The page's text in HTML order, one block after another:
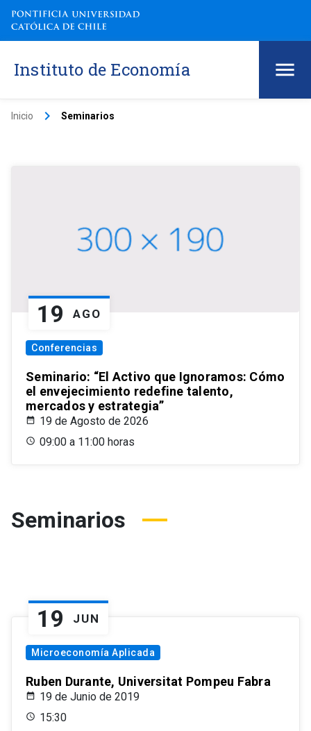
Instituto de Economía
Inicio keyboard_arrow_right Seminarios
19 AGO
Conferencias
Seminario: “El Activo que Ignoramos: Cómo
el envejecimiento redefine talento,
mercados y estrategia”
19 de Agosto de 2026
09:00 a 11:00 horas
Seminarios
19 JUN
Microeconomía Aplicada
Ruben Durante, Universitat Pompeu Fabra
19 de Junio de 2019
15:30